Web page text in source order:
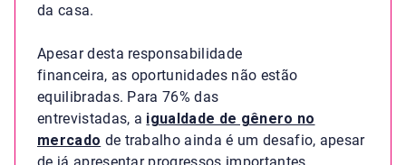
da casa.
Apesar desta responsabilidade
financeira, as oportunidades não estão
equilibradas. Para 76% das
entrevistadas, a igualdade de gênero no
mercado de trabalho ainda é um desafio, apesar